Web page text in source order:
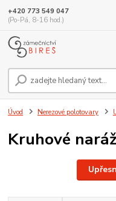
+420 773 549 047
(Po-Pá, 8-16 hod.)
Úvod Nerezové polotovary
Kruhové